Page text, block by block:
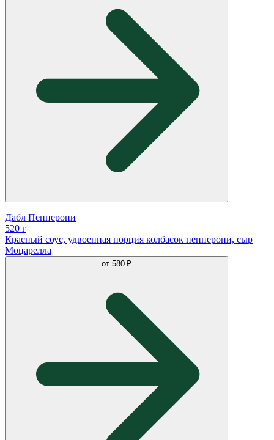
Дабл Пепперони
520 г
Красный соус, удвоенная порция колбасок пепперони, сыр
Моцарелла
от 580 ₽